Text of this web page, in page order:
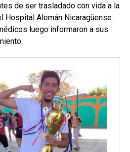
de ser trasladado con vida a la
Hospital Alemán Nicaragüense.
luego informaron a sus